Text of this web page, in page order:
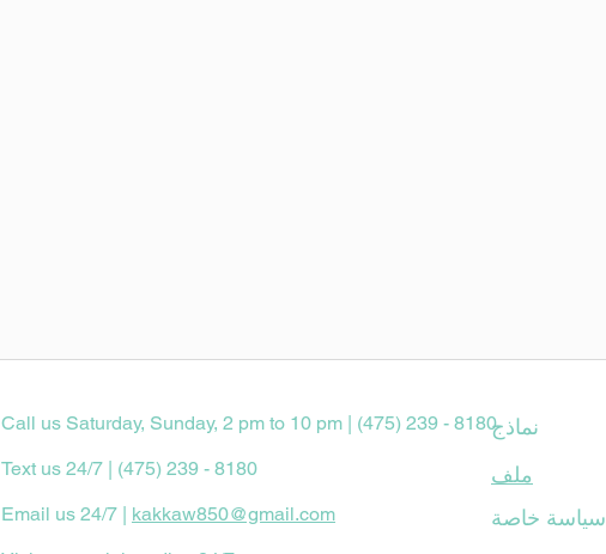
Call us Saturday, Sunday, 2 pm to 10 pm | (475) 239 - 8180
Text us 24/7 | (475) 239 - 8180
Email us 24/7 | kakkaw850@gmail.com
نماذج
ملف
سياسة خاصة